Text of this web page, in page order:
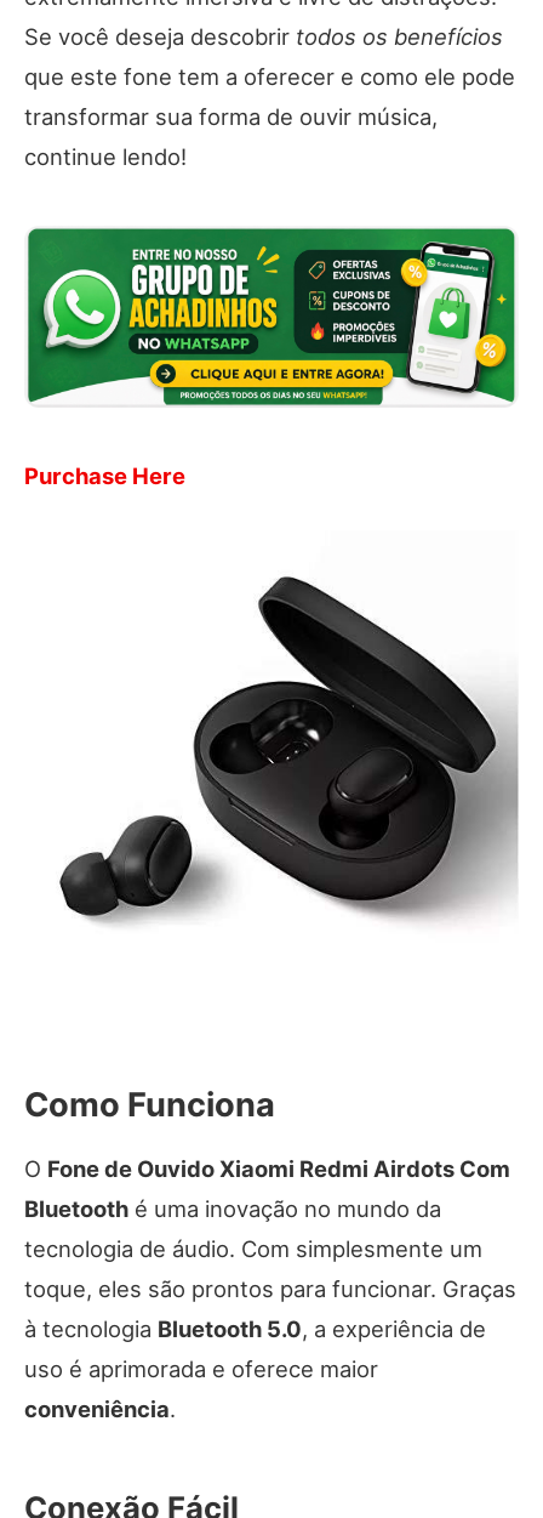
Se você deseja descobrir todos os benefícios
que este fone tem a oferecer e como ele pode
transformar sua forma de ouvir música,
continue lendo!
Purchase Here
Como Funciona
O Fone de Ouvido Xiaomi Redmi Airdots Com
Bluetooth é uma inovação no mundo da
tecnologia de áudio. Com simplesmente um
toque, eles são prontos para funcionar. Graças
à tecnologia Bluetooth 5.0, a experiência de
uso é aprimorada e oferece maior
conveniência.
Conexão Fácil